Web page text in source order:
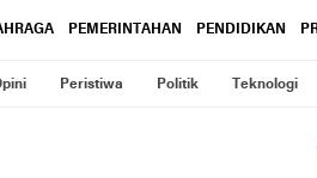
PEMERINTAHAN PENDIDIKAN
Peristiwa Politik Teknologi